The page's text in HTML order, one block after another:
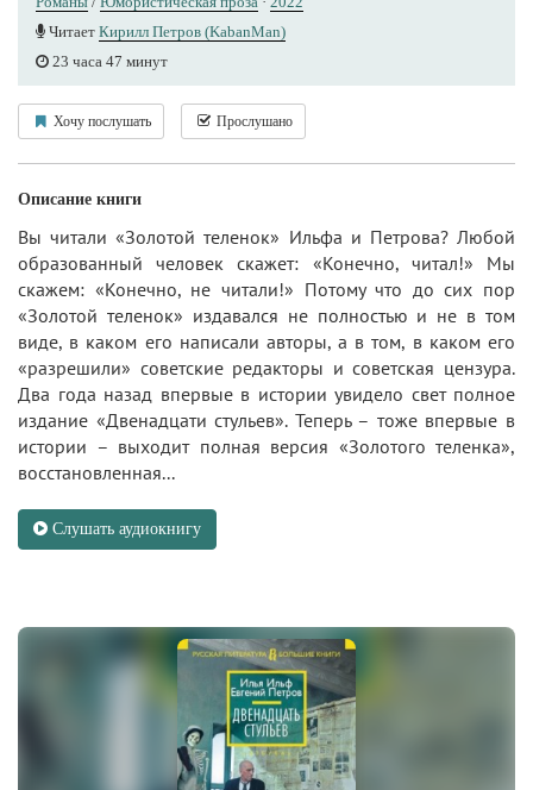
Читает Кирилл Петров (KabanMan)
23 часа 47 минут
Хочу послушать Прослушано
Описание книги
Вы читали «Золотой теленок» Ильфа и Петрова? Любой
образованный человек скажет: «Конечно, читал!» Мы
скажем: «Конечно, не читали!» Потому что до сих пор
«Золотой теленок» издавался не полностью и не в том
виде, в каком его написали авторы, а в том, в каком его
«разрешили» советские редакторы и советская цензура.
Два года назад впервые в истории увидело свет полное
издание «Двенадцати стульев». Теперь – тоже впервые в
истории – выходит полная версия «Золотого теленка»,
восстановленная...
Слушать аудиокнигу